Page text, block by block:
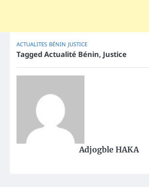
ACTUALITES BÉNIN JUSTICE
Tagged Actualité Bénin, Justice
Adjogble HAKA